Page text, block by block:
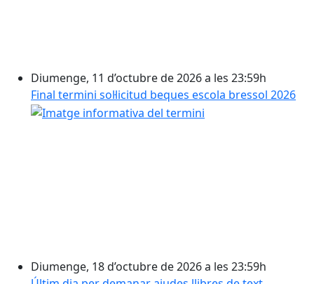
Diumenge, 11 d’octubre de 2026 a les 23:59h
Final termini sol·licitud beques escola bressol 2026
Diumenge, 18 d’octubre de 2026 a les 23:59h